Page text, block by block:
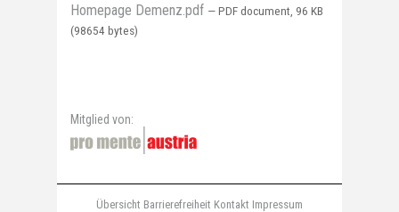
Homepage Demenz.pdf — PDF document, 96 KB
(98654 bytes)
Mitglied von:
Übersicht Barrierefreiheit Kontakt Impressum